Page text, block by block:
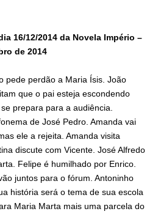
16/12/2014 da Novela Império –
de 2014
pede perdão a Maria Ísis. João
que o pai esteja escondendo
prepara para a audiência.
de José Pedro. Amanda vai
ele a rejeita. Amanda visita
discute com Vicente. José Alfredo
Felipe é humilhado por Enrico.
juntos para o fórum. Antoninho
história será o tema de sua escola
Maria Marta mais uma parcela do